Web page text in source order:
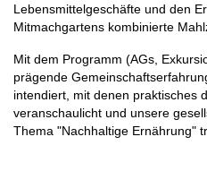
Lebensmittelgeschäfte und den
Mitmachgartens kombinierte
Mit dem Programm (AGs,
prägende
intendiert, mit denen praktisches
veranschaulicht und unsere
Thema "Nachhaltige Ernährung"